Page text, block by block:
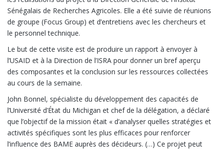
Sénégalais de Recherches Agricoles. Elle a été suivie de réunions
de groupe (Focus Group) et d’entretiens avec les chercheurs et
le personnel technique.
Le but de cette visite est de produire un rapport à envoyer à
l’USAID et à la Direction de l’ISRA pour donner un bref aperçu
des composantes et la conclusion sur les ressources collectées
au cours de la semaine.
John Bonnel, spécialiste du développement des capacités de
l’Université d’État du Michigan et chef de la délégation, a déclaré
que l’objectif de la mission était « d’analyser quelles stratégies et
activités spécifiques sont les plus efficaces pour renforcer
l’influence des BAME auprès des décideurs. (…) Ce projet peut